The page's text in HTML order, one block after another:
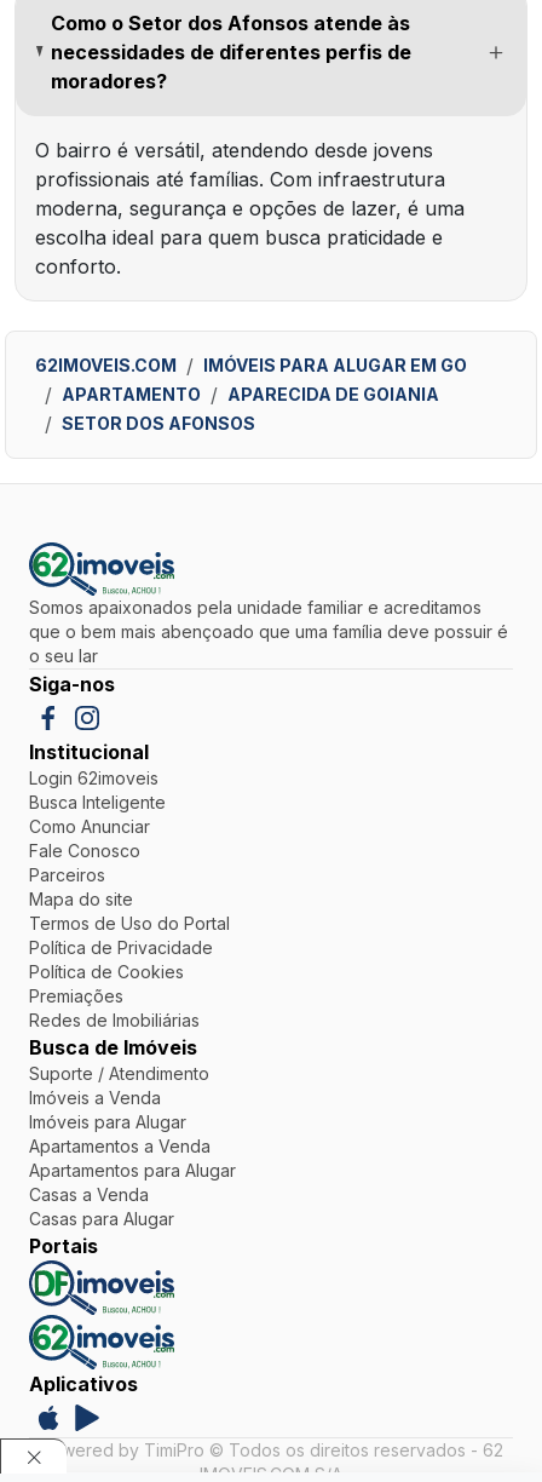
Como o Setor dos Afonsos atende às
necessidades de diferentes perfis de
moradores?
O bairro é versátil, atendendo desde jovens
profissionais até famílias. Com infraestrutura
moderna, segurança e opções de lazer, é uma
escolha ideal para quem busca praticidade e
conforto.
62IMOVEIS.COM
IMÓVEIS PARA ALUGAR EM GO
APARTAMENTO
APARECIDA DE GOIANIA
SETOR DOS AFONSOS
Somos apaixonados pela unidade familiar e acreditamos
que o bem mais abençoado que uma família deve possuir é
o seu lar
Siga-nos
Institucional
Login 62imoveis
Busca Inteligente
Como Anunciar
Fale Conosco
Parceiros
Mapa do site
Termos de Uso do Portal
Política de Privacidade
Política de Cookies
Premiações
Redes de Imobiliárias
Busca de Imóveis
Suporte / Atendimento
Imóveis a Venda
Imóveis para Alugar
Apartamentos a Venda
Apartamentos para Alugar
Casas a Venda
Casas para Alugar
Portais
Aplicativos
Powered by TimiPro © Todos os direitos reservados - 62
IMOVEIS.COM S/A